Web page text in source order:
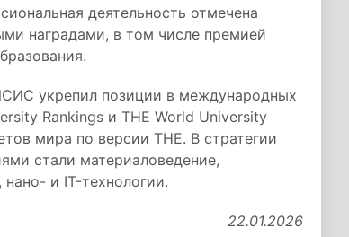
деятельность отмечена
наградами, в том числе премией
укрепил позиции в международных
Rankings и THE World University
мира по версии THE. В стратегии
стали материаловедение,
и IT-технологии.
22.01.2026